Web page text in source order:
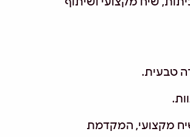
שיח מקצועי ושיתוף
מקצועי, המקדמת